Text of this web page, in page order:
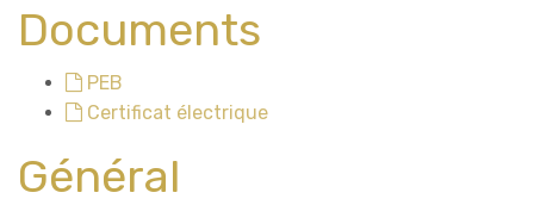
Documents
PEB
Certificat électrique
Général